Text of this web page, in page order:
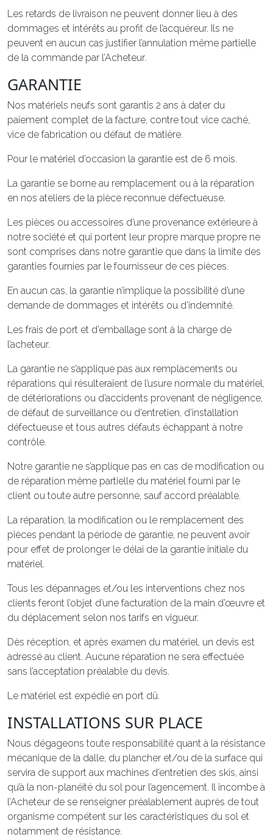
Les retards de livraison ne peuvent donner lieu à des
dommages et intérêts au profit de l’acquéreur. Ils ne
peuvent en aucun cas justifier l’annulation même partielle
de la commande par l’Acheteur.
GARANTIE
Nos matériels neufs sont garantis 2 ans à dater du
paiement complet de la facture, contre tout vice caché,
vice de fabrication ou défaut de matière.
Pour le matériel d’occasion la garantie est de 6 mois.
La garantie se borne au remplacement ou à la réparation
en nos ateliers de la pièce reconnue défectueuse.
Les pièces ou accessoires d’une provenance extérieure à
notre société et qui portent leur propre marque propre ne
sont comprises dans notre garantie que dans la limite des
garanties fournies par le fournisseur de ces pièces.
En aucun cas, la garantie n’implique la possibilité d’une
demande de dommages et intérêts ou d’indemnité.
Les frais de port et d’emballage sont à la charge de
l’acheteur.
La garantie ne s’applique pas aux remplacements ou
réparations qui résulteraient de l’usure normale du matériel,
de détériorations ou d’accidents provenant de négligence,
de défaut de surveillance ou d’entretien, d’installation
défectueuse et tous autres défauts échappant à notre
contrôle.
Notre garantie ne s’applique pas en cas de modification ou
de réparation même partielle du matériel fourni par le
client ou toute autre personne, sauf accord préalable.
La réparation, la modification ou le remplacement des
pièces pendant la période de garantie, ne peuvent avoir
pour effet de prolonger le délai de la garantie initiale du
matériel.
Tous les dépannages et/ou les interventions chez nos
clients feront l’objet d’une facturation de la main d’œuvre et
du déplacement selon nos tarifs en vigueur.
Dès réception, et après examen du matériel, un devis est
adressé au client. Aucune réparation ne sera effectuée
sans l’acceptation préalable du devis.
Le matériel est expédié en port dû.
INSTALLATIONS SUR PLACE
Nous dégageons toute responsabilité quant à la résistance
mécanique de la dalle, du plancher et/ou de la surface qui
servira de support aux machines d’entretien des skis, ainsi
qu’à la non-planéité du sol pour l’agencement. Il incombe à
l’Acheteur de se renseigner préalablement auprès de tout
organisme compétent sur les caractéristiques du sol et
notamment de résistance.